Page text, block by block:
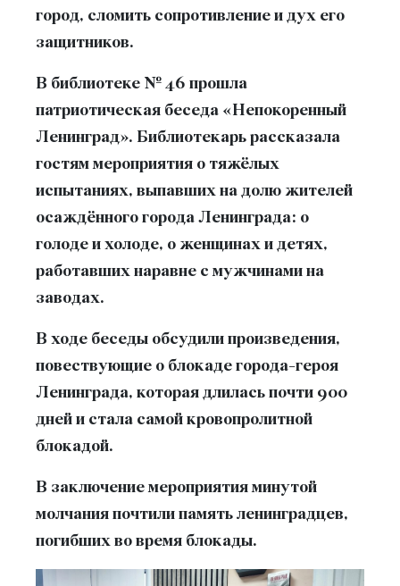
город, сломить сопротивление и дух его
защитников.
В библиотеке № 46 прошла
патриотическая беседа «Непокоренный
Ленинград». Библиотекарь рассказала
гостям мероприятия о тяжёлых
испытаниях, выпавших на долю жителей
осаждённого города Ленинграда: о
голоде и холоде, о женщинах и детях,
работавших наравне с мужчинами на
заводах.
В ходе беседы обсудили произведения,
повествующие о блокаде города-героя
Ленинграда, которая длилась почти 900
дней и стала самой кровопролитной
блокадой.
В заключение мероприятия минутой
молчания почтили память ленинградцев,
погибших во время блокады.